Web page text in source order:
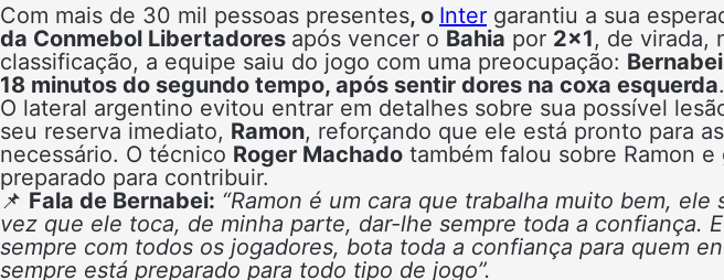
Com mais de 30 mil pessoas presentes, o Inter garantiu a sua
da Conmebol Libertadores após vencer o Bahia por 2×1, de virada,
classificação, a equipe saiu do jogo com uma preocupação:
18 minutos do segundo tempo, após sentir dores na coxa esquerda.
O lateral argentino evitou entrar em detalhes sobre sua possível
seu reserva imediato, Ramon, reforçando que ele está pronto para
necessário. O técnico Roger Machado também falou sobre Ramon
preparado para contribuir.
📌 Fala de Bernabei: “Ramon é um cara que trabalha muito bem, ele
vez que ele toca, de minha parte, dar-lhe sempre toda a confiança.
sempre com todos os jogadores, bota toda a confiança para quem
sempre está preparado para todo tipo de jogo”.